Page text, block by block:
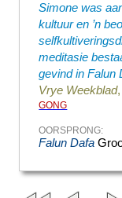
Simone was
kultuur en ’n
meditasie
gevind in Falun
Vrye Weekblad
GONG
OORSPRONG:
Falun Dafa